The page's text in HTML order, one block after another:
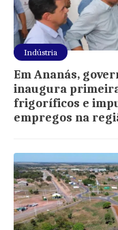
Indústria
Em Ananás,
inaugura
frigoríficos e
empregos na